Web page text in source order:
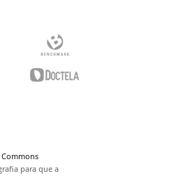
Commons
para que a